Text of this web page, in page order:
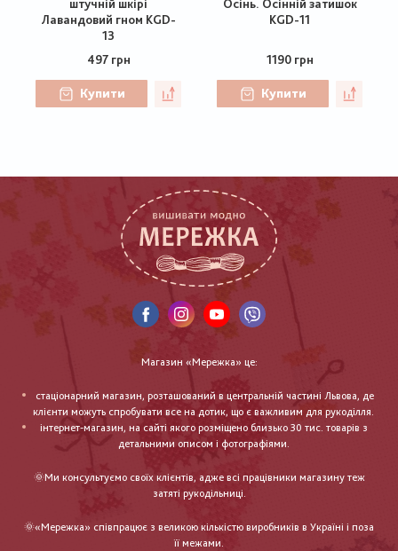
штучній шкірі
Лавандовий гном KGD-
13
497 грн
Купити
Осінь. Осінній затишок
KGD-11
1190 грн
Купити
Магазин «Мережка» це:
стаціонарний магазин, розташований в центральній частині Львова, де
клієнти можуть спробувати все на дотик, що є важливим для рукоділля.
інтернет-магазин, на сайті якого розміщено близько 30 тис. товарів з
детальними описом і фотографіями.
🌞Ми консультуємо своїх клієнтів, адже всі працівники магазину теж
затяті рукодільниці.
🌞«Мережка» співпрацює з великою кількістю виробників в Україні і поза
її межами.